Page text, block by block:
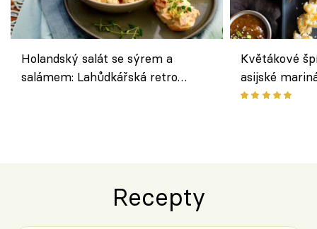
Holandský salát se sýrem a
salámem: Lahůdkářská retro
Květákové
asijské
chuťovka z
Recepty